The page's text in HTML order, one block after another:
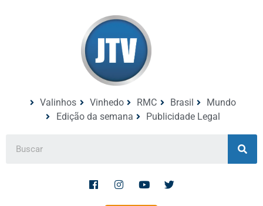
Valinhos Vinhedo RMC Brasil
Mundo
Edição da semana
Publicidade Legal